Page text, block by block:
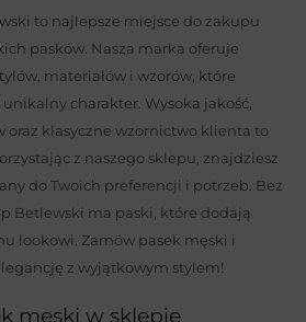
to najlepsze miejsce do zakupu
pasków. Nasza marka oferuje
materiałów i wzorów, które
charakter. Wysoka jakość,
oraz klasyczne wzornictwo klienta to
z naszego sklepu, znajdziesz
do Twoich preferencji i potrzeb. Bez
Betlewski ma paski, które dodają
lookowi. Zamów pasek męski i
z wyjątkowym stylem!
męski w sklepie